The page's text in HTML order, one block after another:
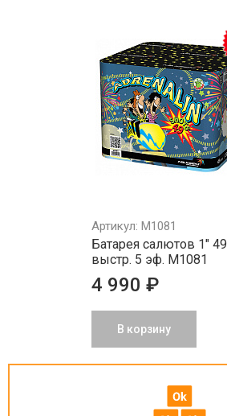
Артикул: M1081
Батарея салютов 1" 49
выстр. 5 эф. M1081
4 990 ₽
В корзину